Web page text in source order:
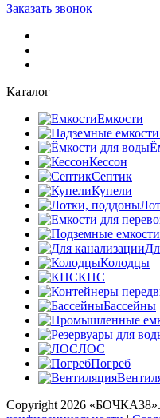
Заказать звонок
Каталог
Емкости
Кессон
Септик
Купели
Колодцы
КНС
Бассейны
ЛОС
Погреб
Copyright 2026